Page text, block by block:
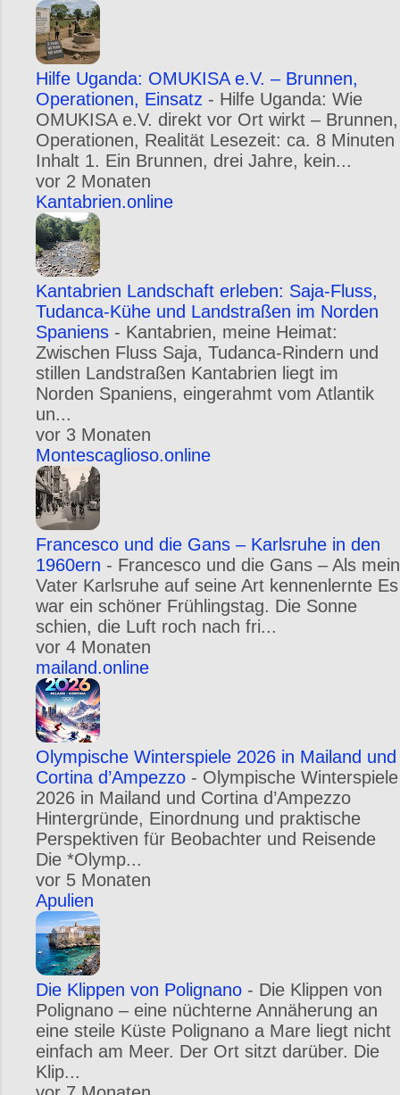
Hilfe Uganda: OMUKISA e.V. – Brunnen,
Operationen, Einsatz - Hilfe Uganda: Wie
OMUKISA e.V. direkt vor Ort wirkt – Brunnen,
Operationen, Realität Lesezeit: ca. 8 Minuten
Inhalt 1. Ein Brunnen, drei Jahre, kein...
vor 2 Monaten
Kantabrien.online
Kantabrien Landschaft erleben: Saja-Fluss,
Tudanca-Kühe und Landstraßen im Norden
Spaniens - Kantabrien, meine Heimat:
Zwischen Fluss Saja, Tudanca-Rindern und
stillen Landstraßen Kantabrien liegt im
Norden Spaniens, eingerahmt vom Atlantik
un...
vor 3 Monaten
Montescaglioso.online
Francesco und die Gans – Karlsruhe in den
1960ern - Francesco und die Gans – Als mein
Vater Karlsruhe auf seine Art kennenlernte Es
war ein schöner Frühlingstag. Die Sonne
schien, die Luft roch nach fri...
vor 4 Monaten
mailand.online
Olympische Winterspiele 2026 in Mailand und
Cortina d’Ampezzo - Olympische Winterspiele
2026 in Mailand und Cortina d’Ampezzo
Hintergründe, Einordnung und praktische
Perspektiven für Beobachter und Reisende
Die *Olymp...
vor 5 Monaten
Apulien
Die Klippen von Polignano - Die Klippen von
Polignano – eine nüchterne Annäherung an
eine steile Küste Polignano a Mare liegt nicht
einfach am Meer. Der Ort sitzt darüber. Die
Klip...